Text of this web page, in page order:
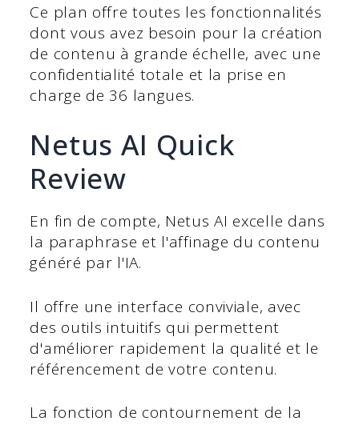
Ce plan offre toutes les fonctionnalités
dont vous avez besoin pour la création
de contenu à grande échelle, avec une
confidentialité totale et la prise en
charge de 36 langues.
Netus AI Quick
Review
En fin de compte, Netus AI excelle dans
la paraphrase et l'affinage du contenu
généré par l'IA.
Il offre une interface conviviale, avec
des outils intuitifs qui permettent
d'améliorer rapidement la qualité et le
référencement de votre contenu.
La fonction de contournement de la